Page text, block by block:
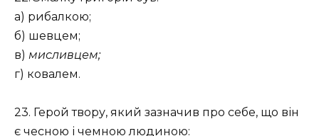
а) рибалкою;
б) шевцем;
в) мисливцем;
г) ковалем.
23. Герой твору, який зазначив про себе, що він
є чесною і чемною людиною: